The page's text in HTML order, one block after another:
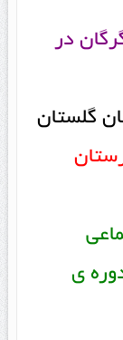
در
گلستان
ی